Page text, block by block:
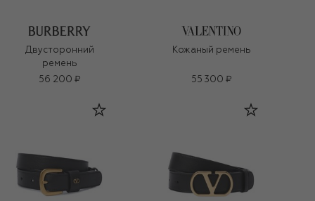
Двусторонний
ремень
56 200 ₽
Кожаный ремень
55 300 ₽